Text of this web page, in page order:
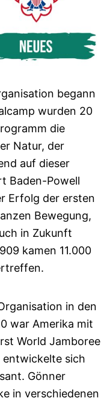
begann
wurden 20
die
Natur, der
auf dieser
Baden-Powell
Erfolg der ersten
Bewegung,
in Zukunft
kamen 11.000
in den
war Amerika mit
World Jamboree
sich
Gönner
in verschiedenen